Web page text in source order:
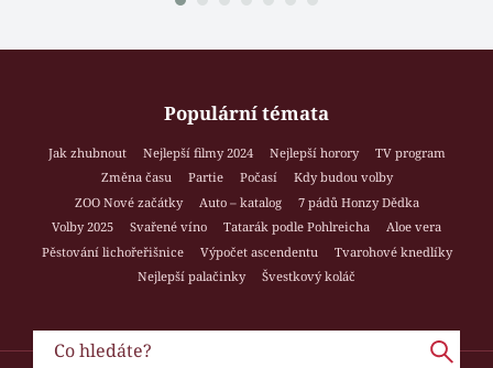
Populární témata
Jak zhubnout Nejlepší filmy 2024 Nejlepší horory
TV program
Změna času
Partie Počasí
Kdy budou volby
ZOO Nové začátky
Auto – katalog
7 pádů Honzy Dědka
Volby 2025
Svařené víno Tatarák podle Pohlreicha
Aloe vera
Pěstování lichořeřišnice
Výpočet ascendentu
Tvarohové knedlíky
Nejlepší palačinky
Švestkový koláč